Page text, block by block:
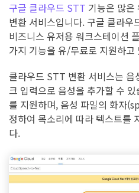
구글 클라우드 STT 기능은 많은
변환 서비스입니다. 구글 클라
비즈니스 유저용 워크스테이션
가지 기능을 유/무료로 지원하고
클라우드 STT 변환 서비스는 음
크 입력으로 음성을 추가할 수
를 지원하며, 음성 파일의 화자
정하여 목소리에 따라 텍스트를
다.